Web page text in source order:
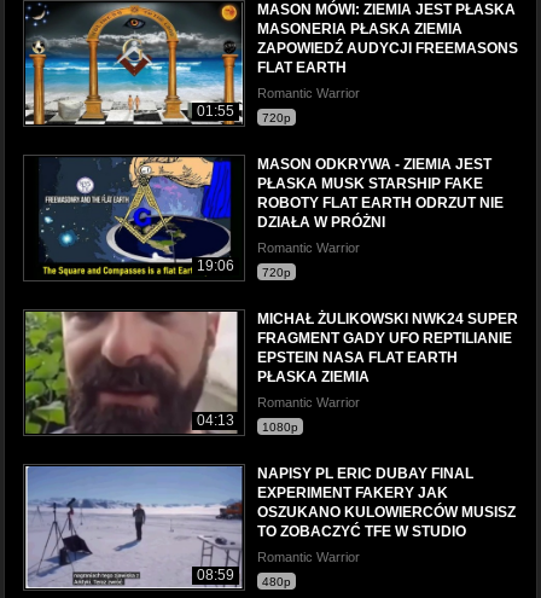
01:55
MASON MÓWI: ZIEMIA JEST PŁASKA
MASONERIA PŁASKA ZIEMIA
ZAPOWIEDŹ AUDYCJI FREEMASONS
FLAT EARTH
Romantic Warrior
720p
19:06
MASON ODKRYWA - ZIEMIA JEST
PŁASKA MUSK STARSHIP FAKE
ROBOTY FLAT EARTH ODRZUT NIE
DZIAŁA W PRÓŻNI
Romantic Warrior
720p
04:13
MICHAŁ ŻULIKOWSKI NWK24 SUPER
FRAGMENT GADY UFO REPTILIANIE
EPSTEIN NASA FLAT EARTH
PŁASKA ZIEMIA
Romantic Warrior
1080p
08:59
NAPISY PL ERIC DUBAY FINAL
EXPERIMENT FAKERY JAK
OSZUKANO KULOWIERCÓW MUSISZ
TO ZOBACZYĆ TFE W STUDIO
Romantic Warrior
480p